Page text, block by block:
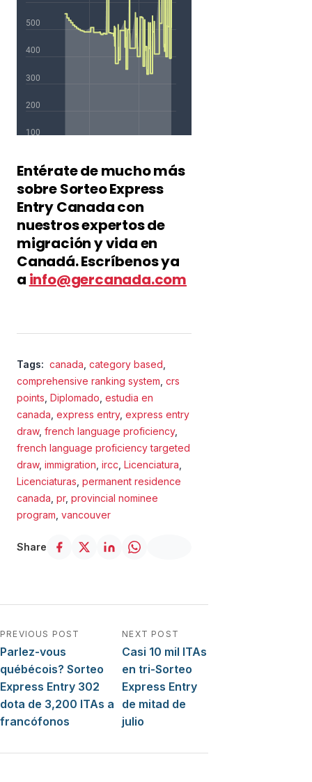
Entérate de mucho más
sobre Sorteo Express
Entry Canada con
nuestros expertos de
migración y vida en
Canadá. Escríbenos ya
a info@gercanada.com
Tags: canada category based
comprehensive ranking system crs
points Diplomado estudia en
canada express entry, express entry
draw, french language proficiency,
french language proficiency targeted
draw, immigration ircc Licenciatura
Licenciaturas permanent residence
canada pr, provincial nominee
program vancouver
Share
Navegación de entradas
PREVIOUS POST
Parlez-vous
québécois? Sorteo
Express Entry 302
dota de 3,200 ITAs a
francófonos
NEXT POST
Casi 10 mil ITAs
en tri-Sorteo
Express Entry
de mitad de
julio